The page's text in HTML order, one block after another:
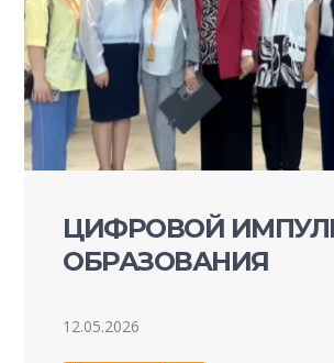
ЦИФРОВОЙ
ОБРАЗОВАНИЯ
12.05.2026